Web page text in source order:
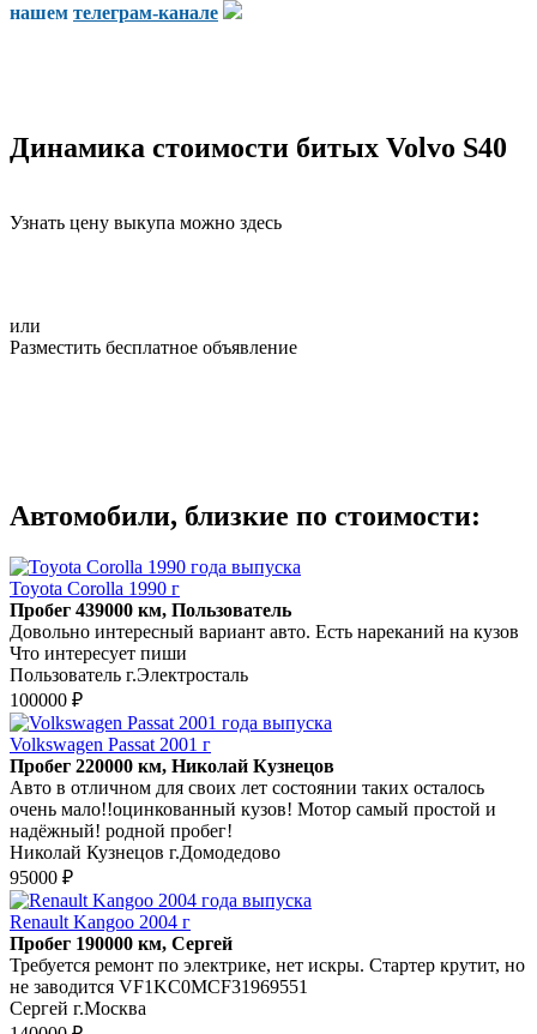
нашем телеграм-канале
Динамика стоимости битых Volvo S40
Узнать цену выкупа можно здесь
или
Разместить бесплатное объявление
Автомобили, близкие по стоимости:
Toyota Corolla 1990 г
Пробег 439000 км, Пользователь
Довольно интересный вариант авто. Есть нареканий на кузов
Что интересует пиши
Пользователь г.Электросталь
100000 ₽
Volkswagen Passat 2001 г
Пробег 220000 км, Николай Кузнецов
Авто в отличном для своих лет состоянии таких осталось
очень мало!!оцинкованный кузов! Мотор самый простой и
надёжный! родной пробег!
Николай Кузнецов г.Домодедово
95000 ₽
Renault Kangoo 2004 г
Пробег 190000 км, Сергей
Требуется ремонт по электрике, нет искры. Стартер крутит, но
не заводится VF1KC0MCF31969551
Сергей г.Москва